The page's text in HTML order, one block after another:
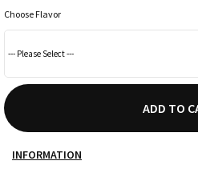
Choose Flavor
ADD TO
INFORMATION